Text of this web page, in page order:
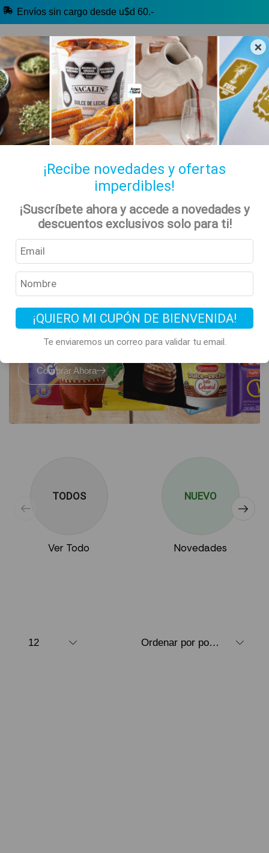
×
¡Recibe novedades y ofertas
imperdibles!
¡Suscríbete ahora y accede a novedades y
descuentos exclusivos solo para ti!
¡QUIERO MI CUPÓN DE BIENVENIDA!
Te enviaremos un correo para validar tu email.
Envíos sin cargo desde u$d 60.-
🔥 Selección Argentina
🧉 Clásicos argentinos 🏷️ Todas las categorías
Inicio Tienda Indumentaria y Más
Todos los clásicos
de Argentina
están acá
Comprar Ahora
TODOS
Ver Todo
NUEVO
Novedades